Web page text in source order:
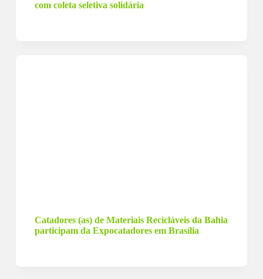
com coleta seletiva solidária
Catadores (as) de Materiais Recicláveis da Bahia
participam da Expocatadores em Brasília